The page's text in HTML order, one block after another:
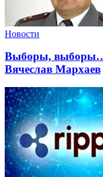
Новости
Выборы, выборы…
Вячеслав Мархаев